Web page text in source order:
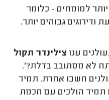
למומחים - כלומר
גבוהים יותר.
צילינדר תקול
לא מסתובב בדלת?'.
15% מהמנעולנים חשבו אחרת. תמיד
תמיד הולכים עם חכמת